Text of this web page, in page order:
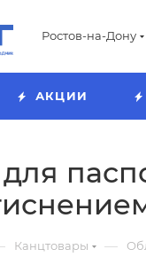
Ростов-на-Дону
АКЦИИ
Канцтовары —